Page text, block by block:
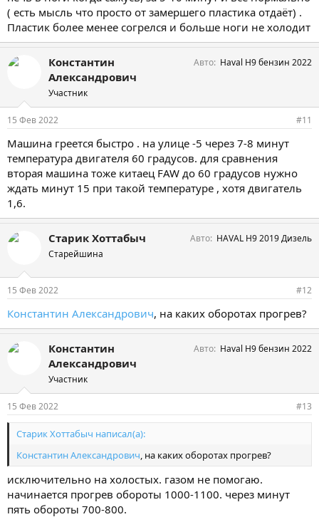
( есть мысль что просто от замершего пластика отдаёт) .
Пластик более менее согрелся и больше ноги не холодит
Константин
Александрович
Участник
Авто Haval H9 бензин 2022
15 Фев 2022 #11
Машина греется быстро . на улице -5 через 7-8 минут
температура двигателя 60 градусов. для сравнения
вторая машина тоже китаец FAW до 60 градусов нужно
ждать минут 15 при такой температуре , хотя двигатель
1,6.
Старик Хоттабыч
Старейшина
Авто HAVAL H9 2019 Дизель
15 Фев 2022 #12
Константин Александрович, на каких оборотах прогрев?
Константин
Александрович
Участник
Авто Haval H9 бензин 2022
15 Фев 2022 #13
Старик Хоттабыч написал(а):
Константин Александрович, на каких оборотах прогрев?
исключительно на холостых. газом не помогаю.
начинается прогрев обороты 1000-1100. через минут
пять обороты 700-800.